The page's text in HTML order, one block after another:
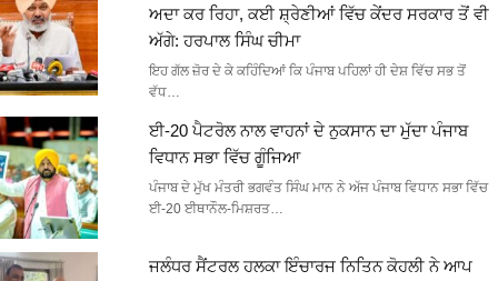
ਅਦਾ ਕਰ ਰਿਹਾ, ਕਈ ਸ਼੍ਰੇਣੀਆਂ ਵਿੱਚ ਕੇਂਦਰ ਸਰਕਾਰ ਤੋਂ ਵੀ
ਅੱਗੇ: ਹਰਪਾਲ ਸਿੰਘ ਚੀਮਾ
ਇਹ ਗੱਲ ਜ਼ੋਰ ਦੇ ਕੇ ਕਹਿੰਦਿਆਂ ਕਿ ਪੰਜਾਬ ਪਹਿਲਾਂ ਹੀ ਦੇਸ਼ ਵਿੱਚ ਸਭ ਤੋਂ
ਵੱਧ…
ਈ-20 ਪੈਟਰੋਲ ਨਾਲ ਵਾਹਨਾਂ ਦੇ ਨੁਕਸਾਨ ਦਾ ਮੁੱਦਾ ਪੰਜਾਬ
ਵਿਧਾਨ ਸਭਾ ਵਿੱਚ ਗੂੰਜਿਆ
ਪੰਜਾਬ ਦੇ ਮੁੱਖ ਮੰਤਰੀ ਭਗਵੰਤ ਸਿੰਘ ਮਾਨ ਨੇ ਅੱਜ ਪੰਜਾਬ ਵਿਧਾਨ ਸਭਾ ਵਿੱਚ
ਈ-20 ਈਥਾਨੌਲ-ਮਿਸ਼ਰਤ…
ਜਲੰਧਰ ਸੈਂਟਰਲ ਹਲਕਾ ਇੰਚਾਰਜ ਨਿਤਿਨ ਕੋਹਲੀ ਨੇ ਆਪ